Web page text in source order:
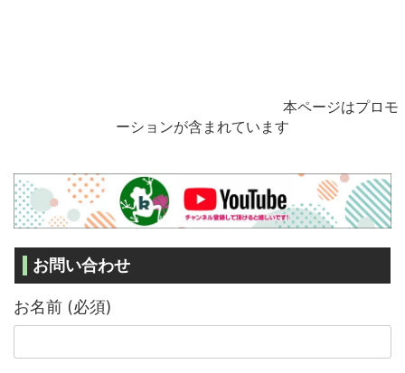
本ページはプロモ
ーションが含まれています
お問い合わせ
お名前 (必須)